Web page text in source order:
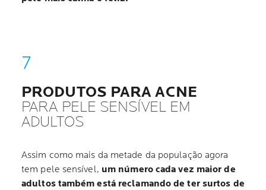
PRODUTOS PARA ACNE
PARA PELE SENSÍVEL EM
ADULTOS
Assim como mais da metade da população agora
tem pele sensível, um número cada vez maior de
adultos também está reclamando de ter surtos de